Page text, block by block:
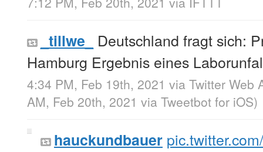
_tillwe_
Deutschland fragt sich:
Hamburg Ergebnis eines
4:34 PM, Feb 19th, 2021 via Twitter Web
AM, Feb 20th, 2021 via Tweetbot for iΟS)
hauckundbauer